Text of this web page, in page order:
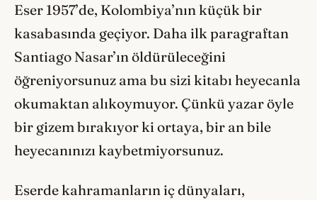
Eser 1957’de, Kolombiya’nın küçük bir
kasabasında geçiyor. Daha ilk paragraftan
Santiago Nasar’ın öldürüleceğini
öğreniyorsunuz ama bu sizi kitabı heyecanla
okumaktan alıkoymuyor. Çünkü yazar öyle
bir gizem bırakıyor ki ortaya, bir an bile
heyecanınızı kaybetmiyorsunuz.
Eserde kahramanların iç dünyaları,